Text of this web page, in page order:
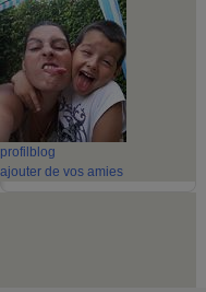
profil blog
ajouter de vos amies